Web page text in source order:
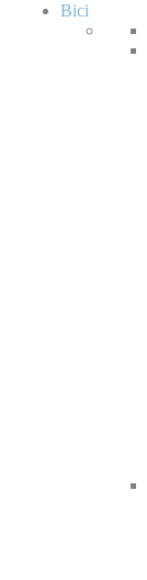
Bici